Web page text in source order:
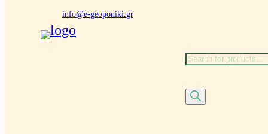
info@e-geoponiki.gr
ν